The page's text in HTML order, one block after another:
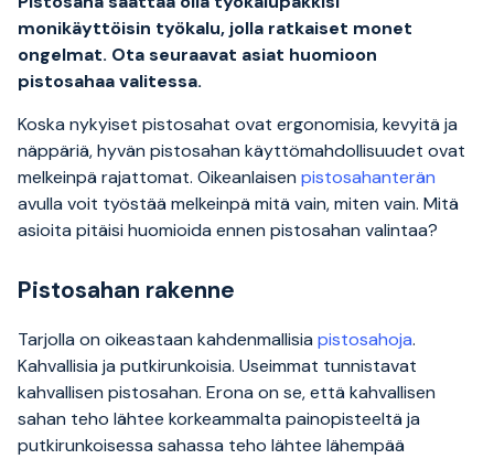
monikäyttöisin työkalu, jolla ratkaiset monet
ongelmat. Ota seuraavat asiat huomioon
pistosahaa valitessa.
Koska nykyiset pistosahat ovat ergonomisia, kevyitä ja
näppäriä, hyvän pistosahan käyttömahdollisuudet ovat
melkeinpä rajattomat. Oikeanlaisen pistosahanterän
avulla voit työstää melkeinpä mitä vain, miten vain. Mitä
asioita pitäisi huomioida ennen pistosahan valintaa?
Pistosahan rakenne
Tarjolla on oikeastaan kahdenmallisia pistosahoja.
Kahvallisia ja putkirunkoisia. Useimmat tunnistavat
kahvallisen pistosahan. Erona on se, että kahvallisen
sahan teho lähtee korkeammalta painopisteeltä ja
putkirunkoisessa sahassa teho lähtee lähempää